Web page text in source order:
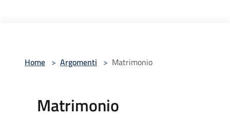
Home > Argomenti > Matrimonio
Matrimonio